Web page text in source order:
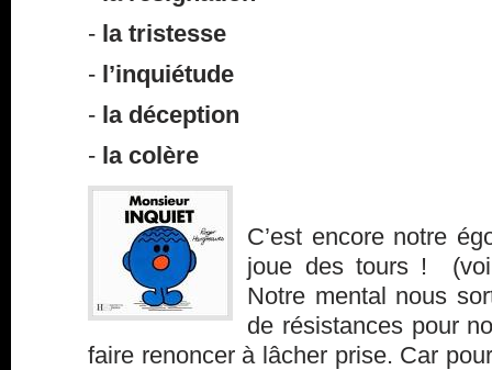
- la tristesse
- l’inquiétude
- la déception
- la colère
C’est encore notre
joue des tours !
Notre mental nous
de résistances pour
faire renoncer à lâcher prise. Car